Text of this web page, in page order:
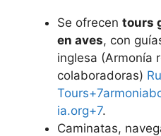
Se ofrecen tours
en aves, con
inglesa (Armonía
colaboradoras)
ia.org+7.
Caminatas,